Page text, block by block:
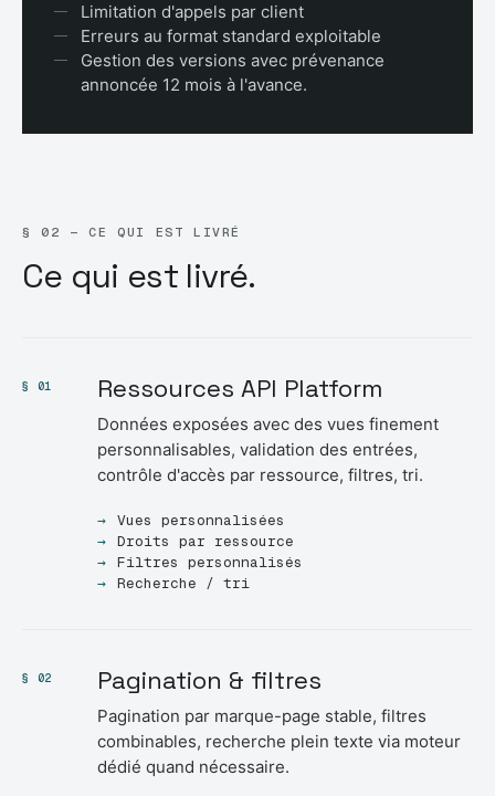
Limitation d'appels par client
Erreurs au format standard exploitable
Gestion des versions avec prévenance
annoncée 12 mois à l'avance.
§ 02 — CE QUI EST LIVRÉ
Ce qui est livré.
§ 01 Ressources API Platform
Données exposées avec des vues finement
personnalisables, validation des entrées,
contrôle d'accès par ressource, filtres, tri.
Vues personnalisées
Droits par ressource
Filtres personnalisés
Recherche / tri
§ 02 Pagination & filtres
Pagination par marque-page stable, filtres
combinables, recherche plein texte via moteur
dédié quand nécessaire.